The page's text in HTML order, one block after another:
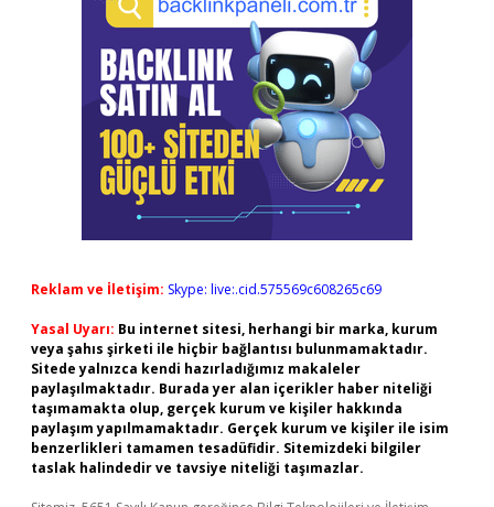
Reklam ve İletişim: Skype: live:.cid.575569c608265c69
Yasal Uyarı: Bu internet sitesi, herhangi bir marka, kurum
veya şahıs şirketi ile hiçbir bağlantısı bulunmamaktadır.
Sitede yalnızca kendi hazırladığımız makaleler
paylaşılmaktadır. Burada yer alan içerikler haber niteliği
taşımamakta olup, gerçek kurum ve kişiler hakkında
paylaşım yapılmamaktadır. Gerçek kurum ve kişiler ile isim
benzerlikleri tamamen tesadüfidir. Sitemizdeki bilgiler
taslak halindedir ve tavsiye niteliği taşımazlar.